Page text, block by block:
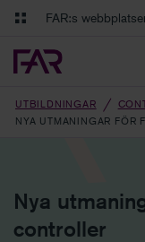
Gå till innehåll
Gå till navigation
Ekonomiska regler
Debatt och
FAR:s
UTBILDNINGAR
NYA UTMANINGAR FÖR
Nya
controller